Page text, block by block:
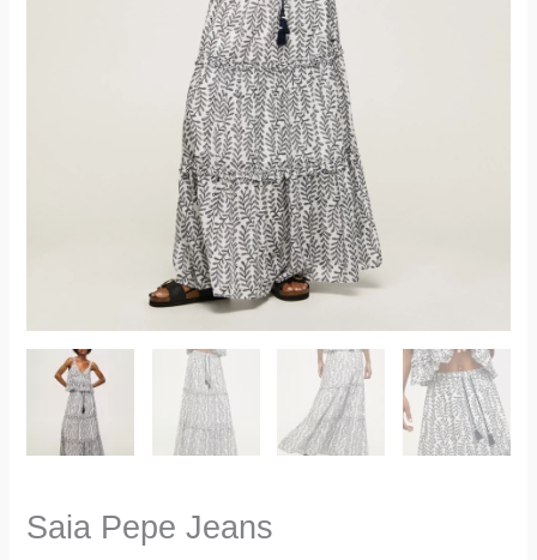
Saia Pepe Jeans